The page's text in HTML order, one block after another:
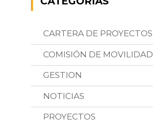
CARTERA DE PROYECTOS
COMISIÓN DE MOVILIDAD
GESTION
NOTICIAS
PROYECTOS